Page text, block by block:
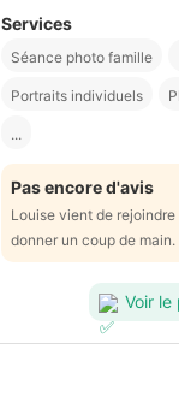
Services
Séance photo famille
Portraits individuels
...
Pas encore d'avis
Louise vient de
donner un coup de main.
Voir le